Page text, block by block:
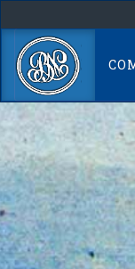
navigation